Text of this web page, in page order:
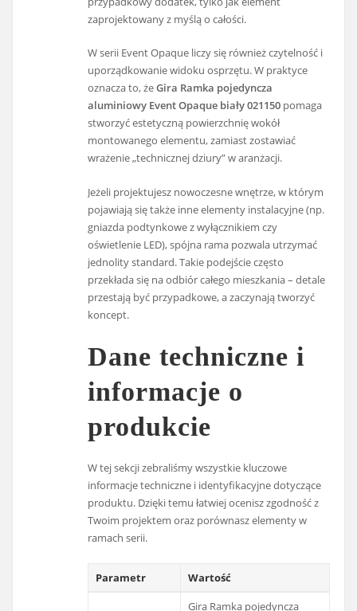
zaprojektowany z myślą o całości.
W serii Event Opaque liczy się również czytelność i
uporządkowanie widoku osprzętu. W praktyce
oznacza to, żeGira Ramka pojedyncza
aluminiowy Event Opaque biały 021150 pomaga
stworzyć estetyczną powierzchnię wokół
montowanego elementu, zamiast zostawiać
wrażenie „technicznej dziury” w aranżacji.
Jeżeli projektujesz nowoczesne wnętrze, w którym
pojawiają się także inne elementy instalacyjne (np.
gniazda podtynkowe z wyłącznikiem czy
oświetlenie LED), spójna rama pozwala utrzymać
jednolity standard. Takie podejście często
przekłada się na odbiór całego mieszkania – detale
przestają być przypadkowe, a zaczynają tworzyć
koncept.
Dane techniczne i
informacje o
produkcie
W tej sekcji zebraliśmy wszystkie kluczowe
informacje techniczne i identyfikacyjne dotyczące
produktu. Dzięki temu łatwiej ocenisz zgodność z
Twoim projektem oraz porównasz elementy w
ramach serii.
Parametr Wartość
Gira Ramka pojedyncza